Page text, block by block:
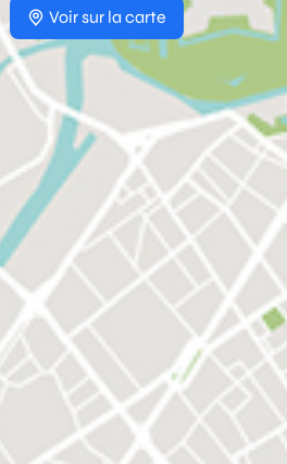
Voir sur la carte